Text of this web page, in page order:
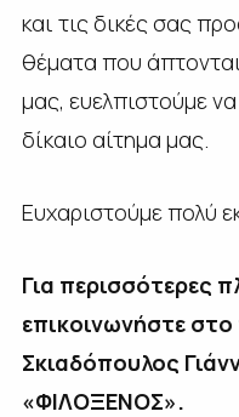
και τις δικές σας
θέματα που
μας, ευελπιστούμε
δίκαιο αίτημα μας.
Ευχαριστούμε πολύ
Για περισσότερες
επικοινωνήστε
Σκιαδόπουλος
«ΦΙΛΟΞΕΝΟΣ».